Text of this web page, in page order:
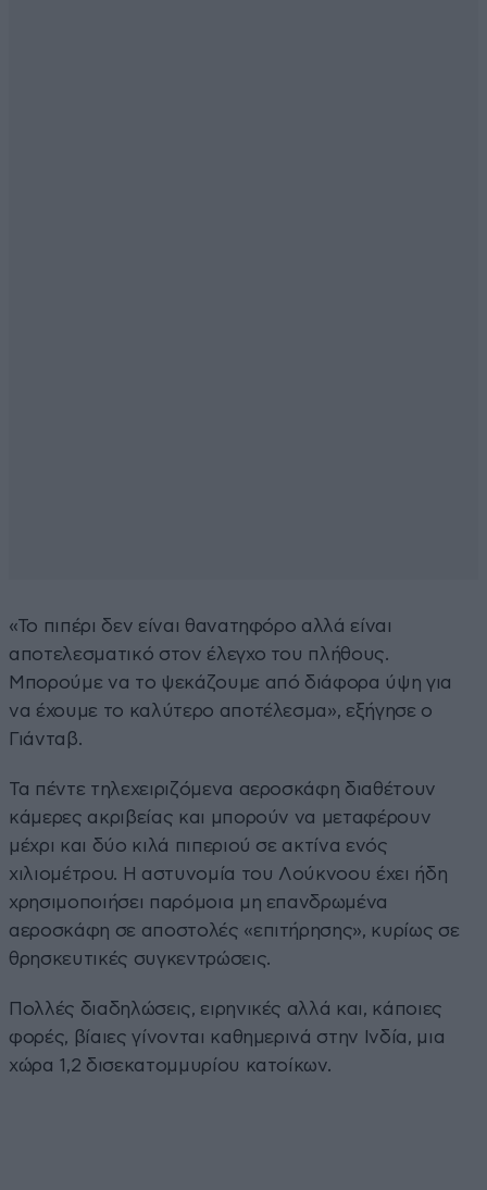
«Το πιπέρι δεν είναι θανατηφόρο αλλά είναι
αποτελεσματικό στον έλεγχο του πλήθους.
Μπορούμε να το ψεκάζουμε από διάφορα ύψη για
να έχουμε το καλύτερο αποτέλεσμα», εξήγησε ο
Γιάνταβ.
Τα πέντε τηλεχειριζόμενα αεροσκάφη διαθέτουν
κάμερες ακριβείας και μπορούν να μεταφέρουν
μέχρι και δύο κιλά πιπεριού σε ακτίνα ενός
χιλιομέτρου. Η αστυνομία του Λούκνοου έχει ήδη
χρησιμοποιήσει παρόμοια μη επανδρωμένα
αεροσκάφη σε αποστολές «επιτήρησης», κυρίως σε
θρησκευτικές συγκεντρώσεις.
Πολλές διαδηλώσεις, ειρηνικές αλλά και, κάποιες
φορές, βίαιες γίνονται καθημερινά στην Ινδία, μια
χώρα 1,2 δισεκατομμυρίου κατοίκων.